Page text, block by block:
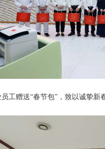
赠送“春节包”，致以诚挚新春